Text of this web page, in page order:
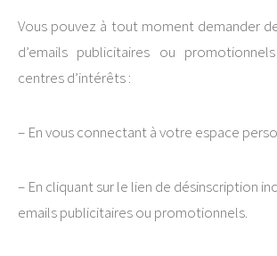
Vous pouvez à tout moment demander
d’emails publicitaires ou
centres d’intérêts :
– En vous connectant à votre espace
– En cliquant sur le lien de désinscription
emails publicitaires ou promotionnels.